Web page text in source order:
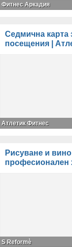
Фитнес Аркадия
Седмична карта
посещения |
Атлетик Фитнес
Рисуване и
професионален
S Reformè